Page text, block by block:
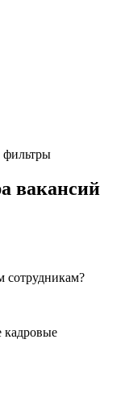
фильтры
вакансий
сотрудникам?
кадровые